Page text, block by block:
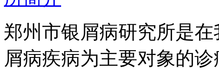
郑州市银屑病研究所是
屑病疾病为主要对象的